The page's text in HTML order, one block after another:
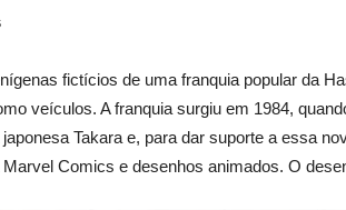
fictícios de uma franquia popular da
veículos. A franquia surgiu em 1984,
Takara e, para dar suporte a essa
Comics e desenhos animados. O